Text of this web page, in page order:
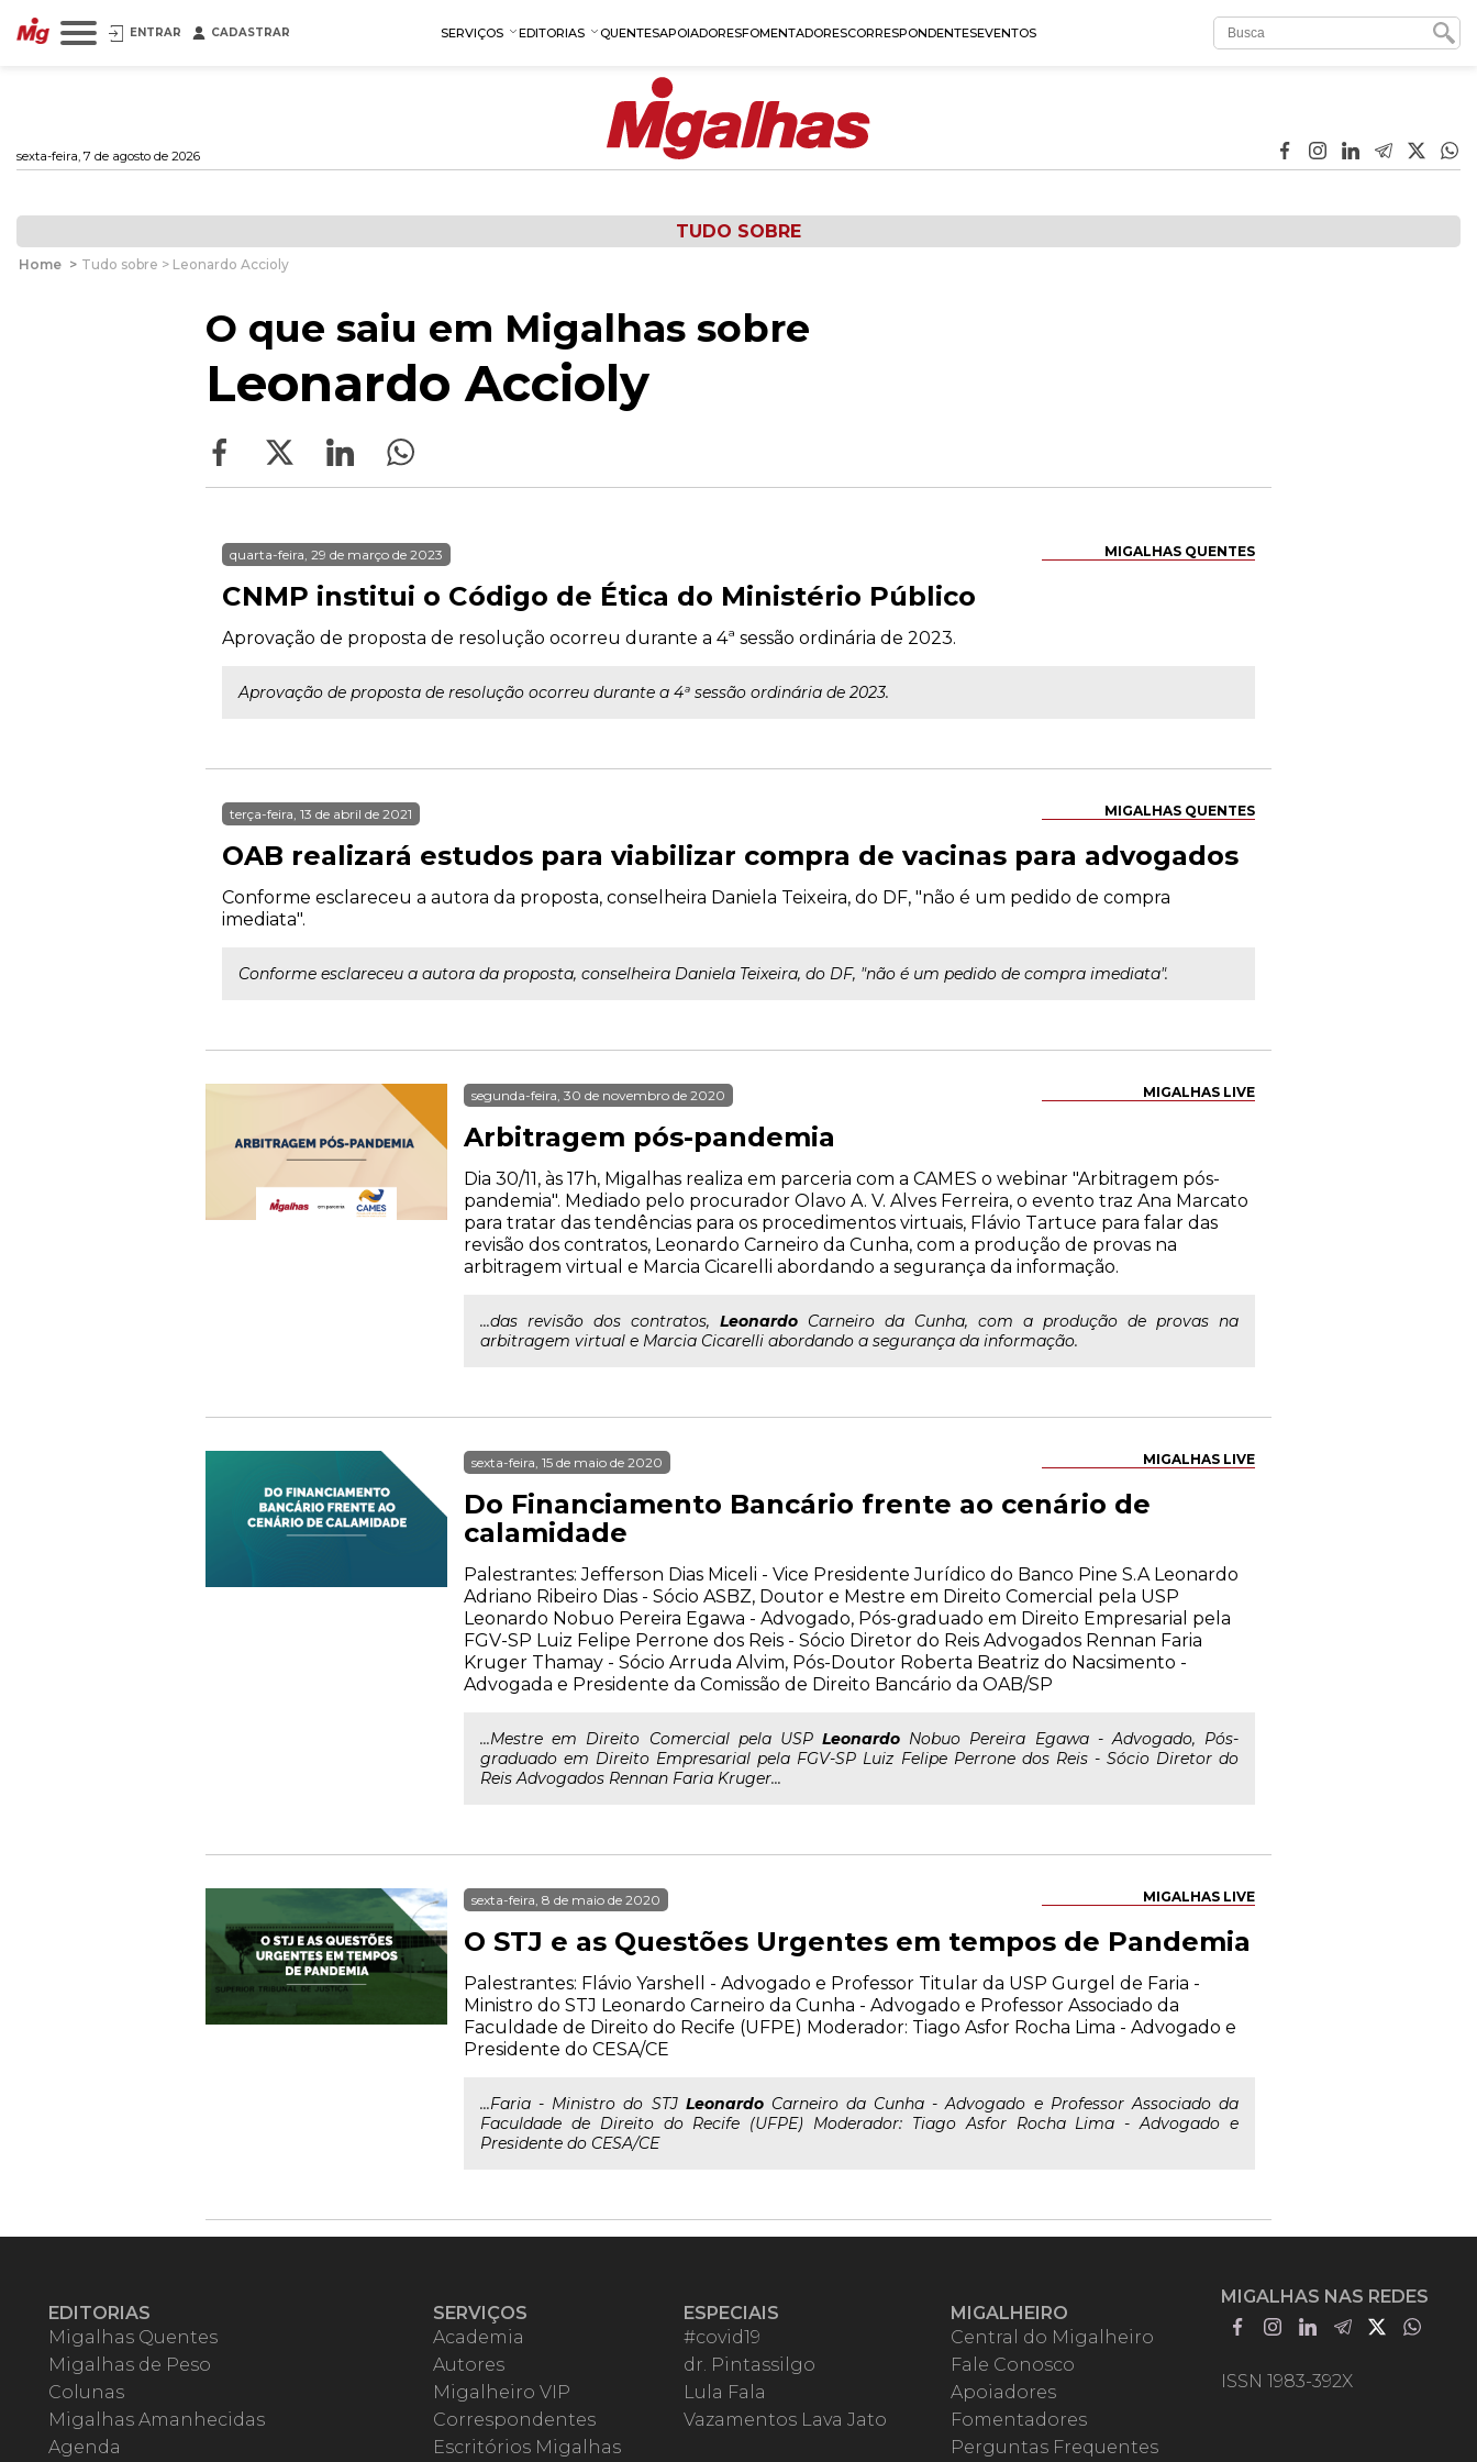
ENTRAR CADASTRAR SERVIÇOS EDITORIAS QUENTESAPOIADORESFOMENTADORESCORRESPONDENTESEVENTOS
sexta-feira, 7 de agosto de 2026
TUDO SOBRE
Home > Tudo sobre > Leonardo Accioly
O que saiu em Migalhas sobre
Leonardo Accioly
MIGALHAS QUENTES
quarta-feira, 29 de março de 2023
CNMP institui o Código de Ética do Ministério Público
Aprovação de proposta de resolução ocorreu durante a 4ª sessão ordinária de 2023.
Aprovação de proposta de resolução ocorreu durante a 4ª sessão ordinária de 2023.
MIGALHAS QUENTES
terça-feira, 13 de abril de 2021
OAB realizará estudos para viabilizar compra de vacinas para advogados
Conforme esclareceu a autora da proposta, conselheira Daniela Teixeira, do DF, "não é um pedido de compra
imediata".
Conforme esclareceu a autora da proposta, conselheira Daniela Teixeira, do DF, "não é um pedido de compra imediata".
MIGALHAS LIVE
segunda-feira, 30 de novembro de 2020
Arbitragem pós-pandemia
Dia 30/11, às 17h, Migalhas realiza em parceria com a CAMES o webinar "Arbitragem pós-
pandemia". Mediado pelo procurador Olavo A. V. Alves Ferreira, o evento traz Ana Marcato
para tratar das tendências para os procedimentos virtuais, Flávio Tartuce para falar das
revisão dos contratos, Leonardo Carneiro da Cunha, com a produção de provas na
arbitragem virtual e Marcia Cicarelli abordando a segurança da informação.
...das revisão dos contratos, Leonardo Carneiro da Cunha, com a produção de provas na
arbitragem virtual e Marcia Cicarelli abordando a segurança da informação.
MIGALHAS LIVE
sexta-feira, 15 de maio de 2020
Do Financiamento Bancário frente ao cenário de
calamidade
Palestrantes: Jefferson Dias Miceli - Vice Presidente Jurídico do Banco Pine S.A Leonardo
Adriano Ribeiro Dias - Sócio ASBZ, Doutor e Mestre em Direito Comercial pela USP
Leonardo Nobuo Pereira Egawa - Advogado, Pós-graduado em Direito Empresarial pela
FGV-SP Luiz Felipe Perrone dos Reis - Sócio Diretor do Reis Advogados Rennan Faria
Kruger Thamay - Sócio Arruda Alvim, Pós-Doutor Roberta Beatriz do Nacsimento -
Advogada e Presidente da Comissão de Direito Bancário da OAB/SP
...Mestre em Direito Comercial pela USP Leonardo Nobuo Pereira Egawa - Advogado, Pós-
graduado em Direito Empresarial pela FGV-SP Luiz Felipe Perrone dos Reis - Sócio Diretor do
Reis Advogados Rennan Faria Kruger...
MIGALHAS LIVE
sexta-feira, 8 de maio de 2020
O STJ e as Questões Urgentes em tempos de Pandemia
Palestrantes: Flávio Yarshell - Advogado e Professor Titular da USP Gurgel de Faria -
Ministro do STJ Leonardo Carneiro da Cunha - Advogado e Professor Associado da
Faculdade de Direito do Recife (UFPE) Moderador: Tiago Asfor Rocha Lima - Advogado e
Presidente do CESA/CE
...Faria - Ministro do STJ LeonardoCarneiro da Cunha - Advogado e Professor Associado da
Faculdade de Direito do Recife (UFPE) Moderador: Tiago Asfor Rocha Lima - Advogado e
Presidente do CESA/CE
EDITORIAS
Migalhas Quentes
Migalhas de Peso
Colunas
Migalhas Amanhecidas
Agenda
SERVIÇOS
Academia
Autores
Migalheiro VIP
Correspondentes
Escritórios Migalhas
ESPECIAIS
#covid19
dr. Pintassilgo
Lula Fala
Vazamentos Lava Jato
MIGALHEIRO
Central do Migalheiro
Fale Conosco
Apoiadores
Fomentadores
Perguntas Frequentes
MIGALHAS NAS REDES
ISSN 1983-392X